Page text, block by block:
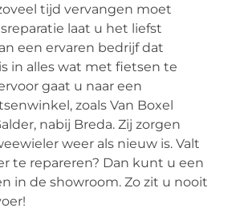
tijd vervangen moet
laat u het liefst
een ervaren bedrijf dat
in alles wat met fietsen te
gaat u naar een
zoals Van Boxel
nabij Breda. Zij zorgen
weer als nieuw is. Valt
te repareren? Dan kunt u een
in de showroom. Zo zit u nooit